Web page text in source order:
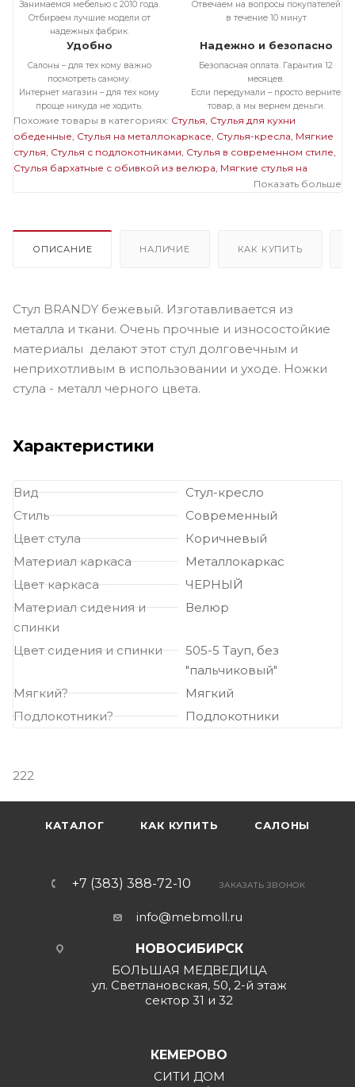
Занимаемся мебелью с 2010 года.
Отбираем лучшие модели от
надежных фабрик.
Отвечаем на вопросы покупателей
в течение 10 минут
Удобно
Салоны – для тех кому важно
посмотреть самому.
Интернет магазин – для тех кому
проще никуда не ходить.
Надежно и безопасно
Безопасная оплата. Гарантия 12
месяцев.
Если передумали – просто верните
товар, а мы вернем деньги.
Похожие товары в категориях: Стулья Стулья для кухни
обеденные Стулья на металлокаркасе Стулья-кресла Мягкие
стулья Стулья с подлокотниками Стулья в современном стиле
Стулья бархатные с обивкой из велюра Мягкие стулья на
Темные стулья на металлокаркасе Стулья на
из велюра Полукресла темные
подлокотниками
Мягкие темные стулья
Мягкие стулья
Показать больше
ОПИСАНИЕ НАЛИЧИЕ КАК КУПИТЬ
Стул BRANDY бежевый. Изготавливается из
металла и ткани. Очень прочные и износостойкие
материалы делают этот стул долговечным и
неприхотливым в использовании и уходе. Ножки
стула - металл черного цвета.
Характеристики
Вид
Стул-кресло
Стиль
Современный
Цвет стула
Коричневый
Материал каркаса
Металлокаркас
Цвет каркаса
ЧЕРНЫЙ
Материал сидения и
спинки
Велюр
Цвет сидения и спинки
505-5 Тауп, без
"пальчиковый"
Мягкий?
Мягкий
Подлокотники?
Подлокотники
222
КАТАЛОГ КАК КУПИТЬ САЛОНЫ
+7 (383) 388-72-10 ЗАКАЗАТЬ ЗВОНОК
info@mebmoll.ru
НОВОСИБИРСК
БОЛЬШАЯ МЕДВЕДИЦА
ул. Светлановская, 50, 2-й этаж
сектор 31 и 32
КЕМЕРОВО
СИТИ ДОМ